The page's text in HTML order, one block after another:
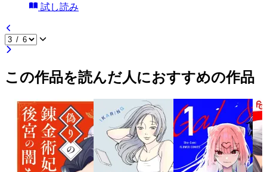
試し読み
この作品を読んだ人におすすめの作品